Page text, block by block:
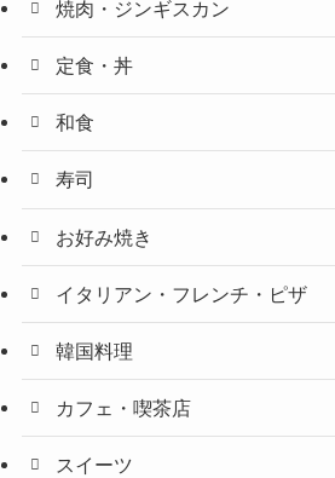
焼肉・ジンギスカン
定食・丼
和食
寿司
お好み焼き
イタリアン・フレンチ・ピザ
韓国料理
カフェ・喫茶店
スイーツ